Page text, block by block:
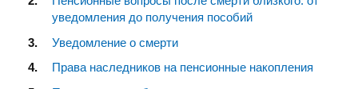
уведомления до получения пособий
Уведомление о смерти
Права наследников на пенсионные накопления